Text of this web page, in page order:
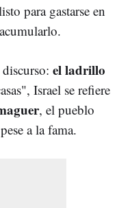
para gastarse en
el ladrillo
Israel se refiere
, el pueblo
a la fama.